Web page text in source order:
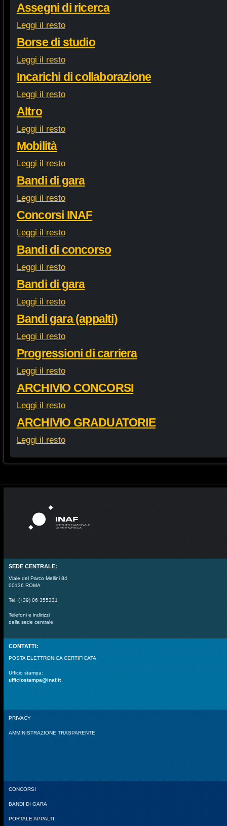
Assegni di ricerca
Leggi il resto
Borse di studio
Leggi il resto
Incarichi di collaborazione
Leggi il resto
Altro
Leggi il resto
Mobilità
Leggi il resto
Bandi di gara
Leggi il resto
Concorsi INAF
Leggi il resto
Bandi di concorso
Leggi il resto
Bandi di gara
Leggi il resto
Bandi gara (appalti)
Leggi il resto
Progressioni di carriera
Leggi il resto
ARCHIVIO CONCORSI
Leggi il resto
ARCHIVIO GRADUATORIE
Leggi il resto
SEDE CENTRALE:
Viale del Parco Mellini 84
00136 ROMA
Tel. (+39) 06 355331
Telefoni e indirizzi
della sede centrale
CONTATTI:
POSTA ELETTRONICA CERTIFICATA
Ufficio stampa:
ufficiostampa@inaf.it
PRIVACY
AMMINISTRAZIONE TRASPARENTE
CONCORSI
BANDI DI GARA
PORTALE APPALTI